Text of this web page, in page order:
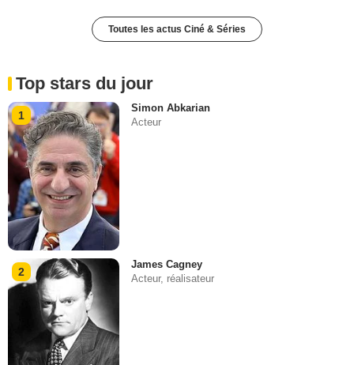
Toutes les actus Ciné & Séries
Top stars du jour
1
Simon Abkarian
Acteur
2
James Cagney
Acteur, réalisateur